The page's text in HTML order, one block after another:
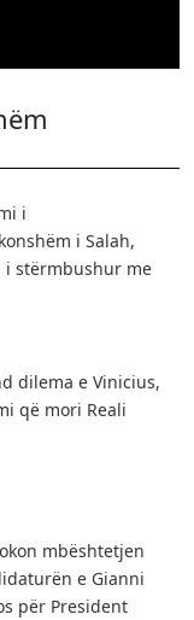
i
i Salah,
i stërmbushur me
dilema e Vinicius,
që mori Reali
mbështetjen
e Gianni
për President